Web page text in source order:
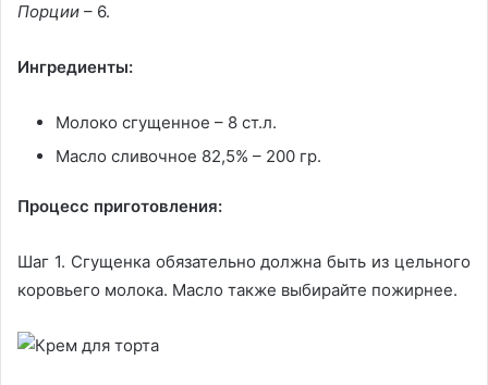
Порции – 6.
Ингредиенты:
Молоко сгущенное – 8 ст.л.
Масло сливочное 82,5% – 200 гр.
Процесс приготовления:
Шаг 1. Сгущенка обязательно должна быть из цельного
коровьего молока. Масло также выбирайте пожирнее.